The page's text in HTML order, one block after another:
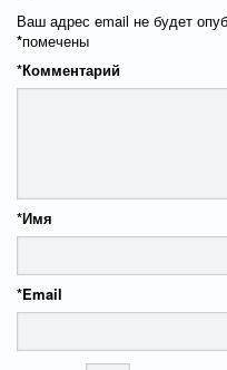
Ваш адрес email не будет
помечены
*
Комментарий
*
Имя
*
Email
*